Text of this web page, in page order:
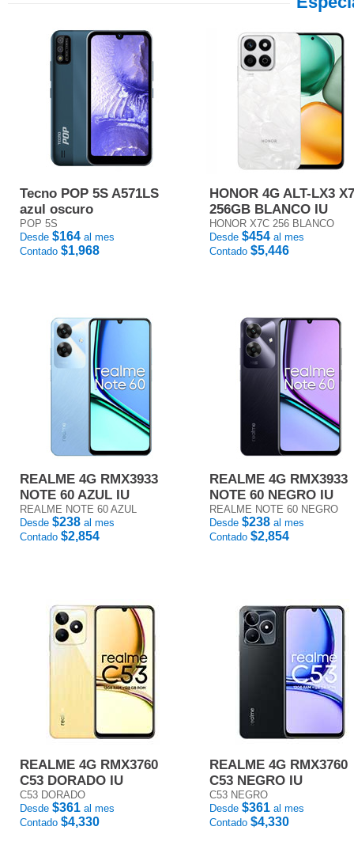
Tecno POP 5S A571LS
azul oscuro
POP 5S
Desde $164 al mes
Contado $1,968
HONOR 4G ALT-LX3
256GB BLANCO IU
HONOR X7C 256 BLANCO
Desde $454 al mes
Contado $5,446
REALME 4G RMX3933
NOTE 60 AZUL IU
REALME NOTE 60 AZUL
Desde $238 al mes
Contado $2,854
REALME 4G RMX3933
NOTE 60 NEGRO IU
REALME NOTE 60 NEGRO
Desde $238 al mes
Contado $2,854
REALME 4G RMX3760
C53 DORADO IU
C53 DORADO
Desde $361 al mes
Contado $4,330
REALME 4G RMX3760
C53 NEGRO IU
C53 NEGRO
Desde $361 al mes
Contado $4,330